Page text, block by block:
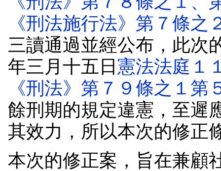
《刑法施行法》第７條
三讀通過並經公布，此次
年三月十五日 憲法法庭１
《刑法》第７９條之１第
餘刑期的規定違憲，至遲
其效力，所以本次的修正
本次的修正案，旨在兼顧